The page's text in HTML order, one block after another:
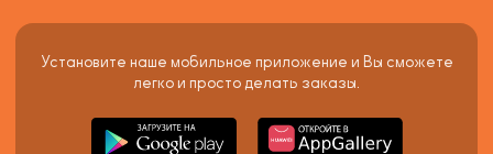
Установите наше мобильное приложение и Вы сможете
легко и просто делать заказы.